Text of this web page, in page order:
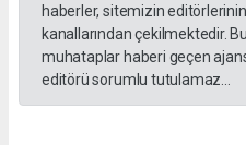
haberler, sitemizin
kanallarından çekilmektedir.
muhataplar haberi geçen
editörü sorumlu tutulamaz...